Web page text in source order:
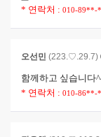
* 연락처 : 010-
오선민 (223.♡.29.7)
함께하고 싶습니다
* 연락처 : 010-